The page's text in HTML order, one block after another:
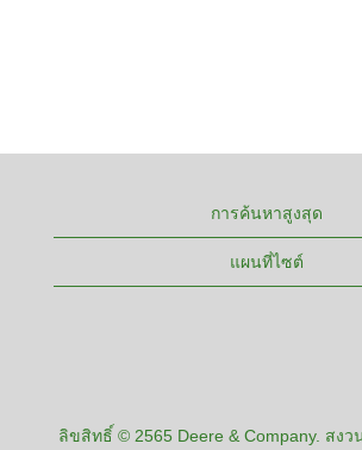
การค้นหาสูงสุด
แผนที่ไซต์
ลิขสิทธิ์ © 2565 Deere & Company. สง